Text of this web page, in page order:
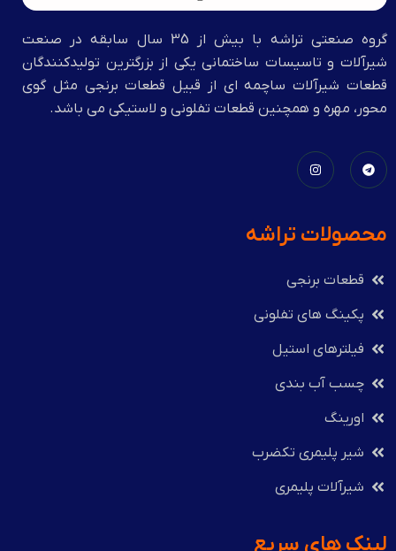
گروه صنعتي تراشه با بيش از 35 سال سابقه در صنعت
شیرآلات و تاسیسات ساختمانی یکی از بزرگترین تولیدکنندگان
قطعات شیرآلات ساچمه ای از قبیل قطعات برنجی مثل گوی
محور، مهره و همچنین قطعات تفلونی و لاستیکی می باشد.
محصولات تراشه
قطعات برنجی
پکینگ های تفلونی
فیلترهای استیل
چسب آب بندی
اورینگ
شیر پلیمری تکضرب
شیرآلات پلیمری
لینک های سریع